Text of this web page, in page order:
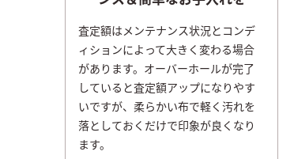
査定額はメンテナンス状況とコンデ
ィションによって大きく変わる場合
があります。オーバーホールが完了
していると査定額アップになりやす
いですが、柔らかい布で軽く汚れを
落としておくだけで印象が良くなり
ます。